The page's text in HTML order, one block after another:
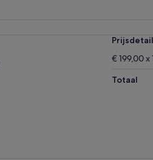
€ 199,00 x
Totaal